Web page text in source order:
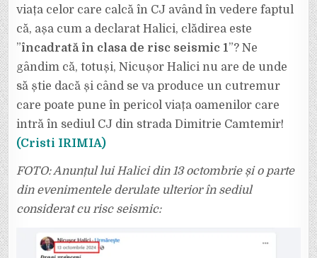
viața celor care calcă în CJ având în vedere faptul
că, așa cum a declarat Halici, clădirea este
”încadrată în clasa de risc seismic 1”? Ne
gândim că, totuși, Nicușor Halici nu are de unde
să știe dacă și când se va produce un cutremur
care poate pune în pericol viața oamenilor care
intră în sediul CJ din strada Dimitrie Camtemir!
(Cristi IRIMIA)
FOTO: Anunțul lui Halici din 13 octombrie și o parte
din evenimentele derulate ulterior în sediul
considerat cu risc seismic: